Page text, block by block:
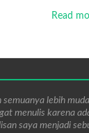
Read
lebih
menulis karena
saya menjadi